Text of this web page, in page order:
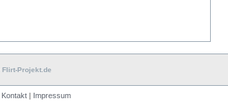
Projekt.de
Kontakt | Impressum